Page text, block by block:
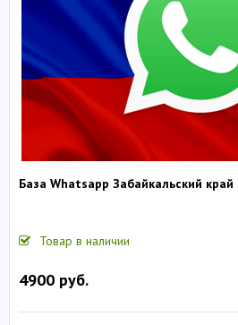
База Whatsapp Забайкальский
Товар в наличии
4900 руб.